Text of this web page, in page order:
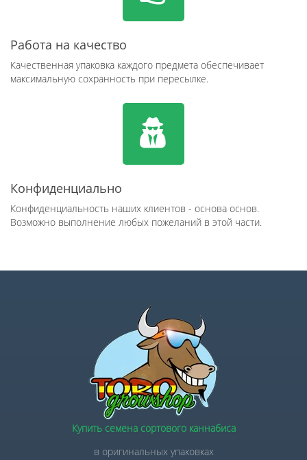
Работа на качество
Качественная упаковка каждого предмета обеспечивает
максимальную сохранность при пересылке.
Конфиденциально
Конфиденциальность наших клиентов - основа основ.
Возможно выполнение любых пожеланий в этой части.
Купить семена сортового каннабиса
в оригинальных упаковках